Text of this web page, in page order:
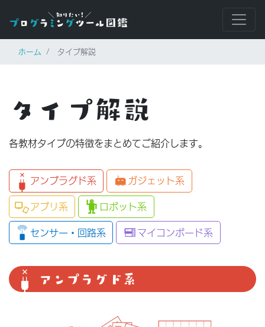
ホーム タイプ解説
タイプ解説
各教材タイプの特徴をまとめてご紹介します。
アンプラグド系 ガジェット系
アプリ系 ロボット系
センサー・回路系 マイコンボード系
アンプラグド系